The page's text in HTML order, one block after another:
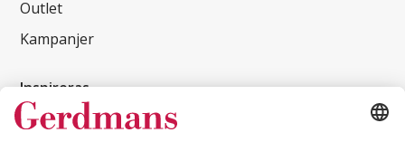
Outlet
Kampanjer
Inspireras
Kundcase